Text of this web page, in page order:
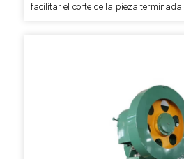
facilitar el corte de la pieza terminada